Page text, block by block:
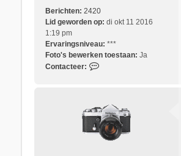
e
r
v
d
g
Berichten: 2420
Lid geworden op: di okt 11 2016
1:19 pm
Ervaringsniveau: ***
Foto's bewerken toestaan: Ja
Contacteer:
a
c
t